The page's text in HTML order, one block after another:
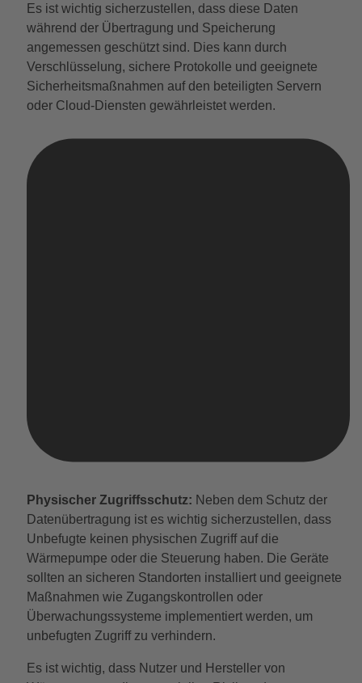
Es ist wichtig sicherzustellen, dass diese Daten
während der Übertragung und Speicherung
angemessen geschützt sind. Dies kann durch
Verschlüsselung, sichere Protokolle und geeignete
Sicherheitsmaßnahmen auf den beteiligten Servern
oder Cloud-Diensten gewährleistet werden.
Physischer Zugriffsschutz: Neben dem Schutz der
Datenübertragung ist es wichtig sicherzustellen, dass
Unbefugte keinen physischen Zugriff auf die
Wärmepumpe oder die Steuerung haben. Die Geräte
sollten an sicheren Standorten installiert und geeignete
Maßnahmen wie Zugangskontrollen oder
Überwachungssysteme implementiert werden, um
unbefugten Zugriff zu verhindern.
Es ist wichtig, dass Nutzer und Hersteller von